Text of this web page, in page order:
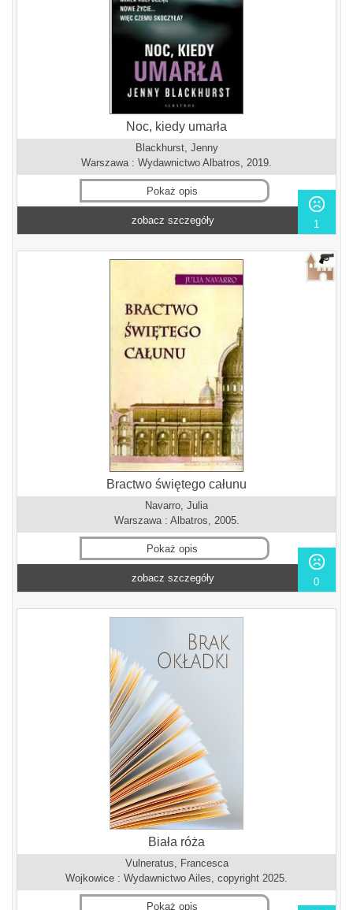
Noc, kiedy umarła
Blackhurst, Jenny
Warszawa : Wydawnictwo Albatros, 2019.
Pokaż opis
1
zobacz szczegóły
Bractwo świętego całunu
Navarro, Julia
Warszawa : Albatros, 2005.
Pokaż opis
0
zobacz szczegóły
Biała róża
Vulneratus, Francesca
Wojkowice : Wydawnictwo Ailes, copyright 2025.
Pokaż opis